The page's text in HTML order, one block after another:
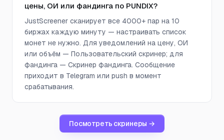
цены, ОИ или фандинга по PUNDIX?
JustScreener сканирует все 4000+ пар на 10
биржах каждую минуту — настраивать список
монет не нужно. Для уведомлений на цену, ОИ
или объём — Пользовательский скринер; для
фандинга — Скринер фандинга. Сообщение
приходит в Telegram или push в момент
срабатывания.
Посмотреть скринеры →